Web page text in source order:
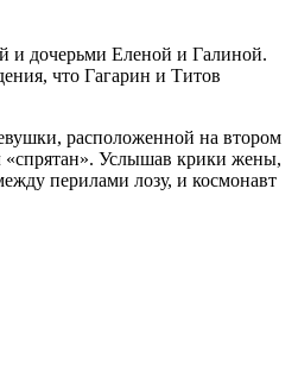
и дочерьми Еленой и Галиной.
что Гагарин и Титов
расположенной на втором
«спрятан». Услышав крики жены,
перилами лозу, и космонавт